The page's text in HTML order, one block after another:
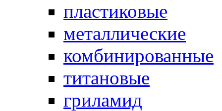
пластиковые
металлические
комбинированные
титановые
гриламид